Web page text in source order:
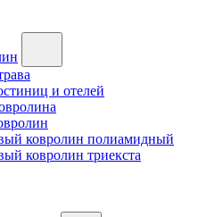
и отелей
ковролин полиамидный
ковролин триекста